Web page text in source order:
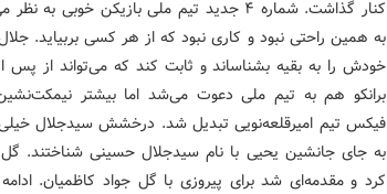
کنار گذاشت. شماره ۴ جدید تیم ملی بازیکن
به همین راحتی نبود و کاری نبود که از هر کسی بربیاید.
خودش را به بقیه بشناساند و ثابت کند که می‌تواند از پس
برانکو هم به تیم ملی دعوت می‌شد اما بیشتر
فیکس تیم امیرقلعه‌نویی تبدیل شد. درخشش سیدجلال
به جای جانشین یحیی با نام سیدجلال حسینی شناختند. گل
کرد و مقدمه‌ای شد برای پیروزی با گل جواد کاظمیان.